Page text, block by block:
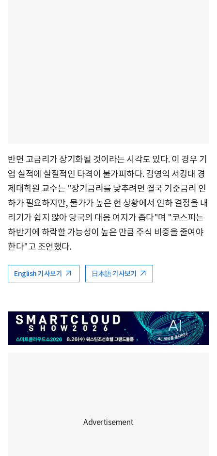
반면 고금리가 장기화될 것이라는 시각도 있다. 이 경우 기
업 실적에 실질적인 타격이 불가피하다. 김영익 서강대 경
제대학원 교수는 "장기금리를 낮추려면 결국 기준금리 인
하가 필요하지만, 물가가 높은 현 상황에서 인하 결정을 내
리기가 쉽지 않아 당국의 대응 여지가 좁다"며 "코스피는
하반기에 하락할 가능성이 높은 만큼 주식 비중을 줄여야
한다"고 조언했다.
English 기사보기 日本語 기사보기